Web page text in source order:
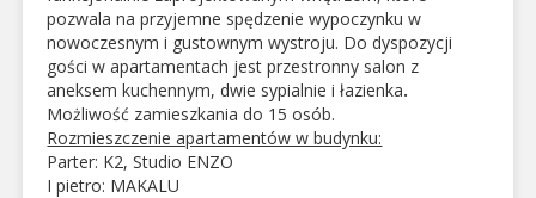
pozwala na przyjemne spędzenie wypoczynku w
nowoczesnym i gustownym wystroju. Do dyspozycji
gości w apartamentach jest przestronny salon z
aneksem kuchennym, dwie sypialnie i łazienka.
Możliwość zamieszkania do 15 osób.
Rozmieszczenie apartamentów w budynku:
Parter: K2, Studio ENZO
I pietro: MAKALU